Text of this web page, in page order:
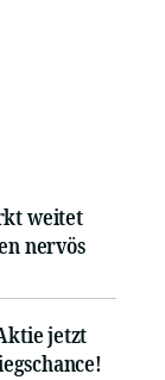
weitet
nervös
jetzt